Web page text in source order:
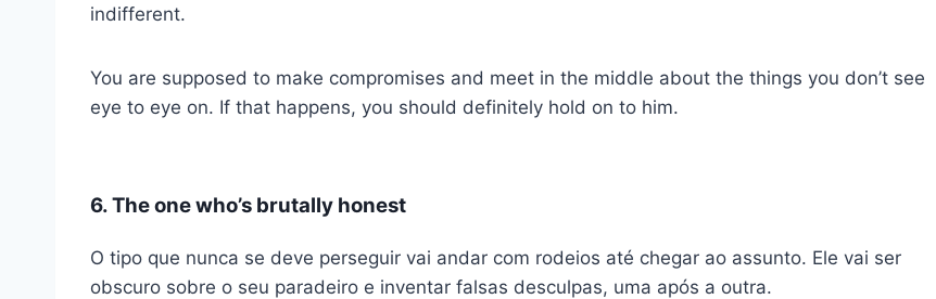
indifferent.
You are supposed to make compromises and meet in the middle about the things you don’t see
eye to eye on. If that happens, you should definitely hold on to him.
6. The one who’s brutally honest
O tipo que nunca se deve perseguir vai andar com rodeios até chegar ao assunto. Ele vai ser
obscuro sobre o seu paradeiro e inventar falsas desculpas, uma após a outra.